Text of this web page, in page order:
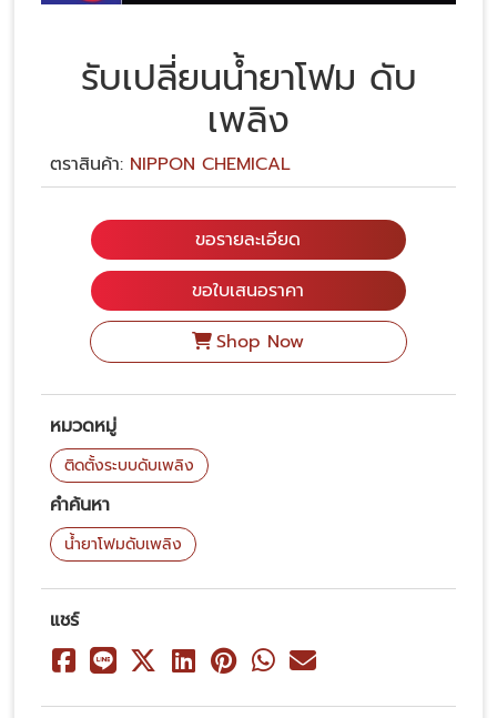
รับเปลี่ยนน้ำยาโฟม ดับ
เพลิง
ตราสินค้า: NIPPON CHEMICAL
ขอรายละเอียด
ขอใบเสนอราคา
Shop Now
หมวดหมู่
ติดตั้งระบบดับเพลิง
คำค้นหา
น้ำยาโฟมดับเพลิง
แชร์